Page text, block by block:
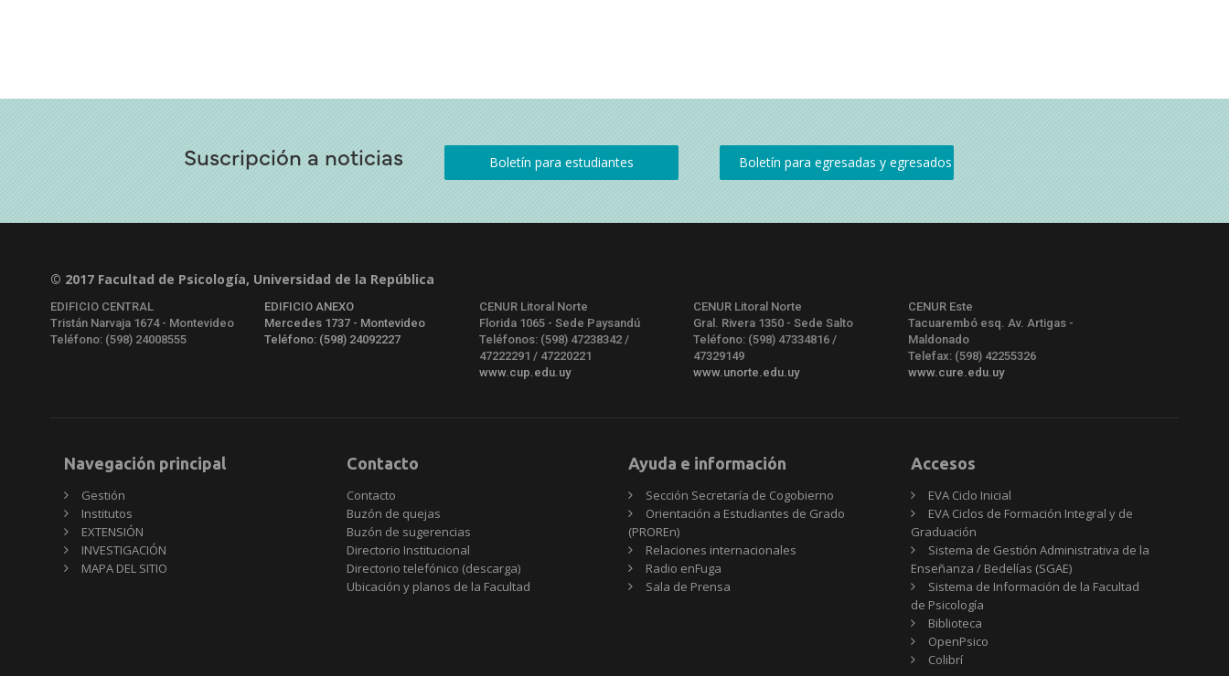
Suscripción a noticias
© 2017 Facultad de Psicología, Universidad de la República
EDIFICIO CENTRAL
Tristán Narvaja 1674 - Montevideo
Teléfono: (598) 24008555
EDIFICIO ANEXO
Mercedes 1737 - Montevideo
Teléfono: (598) 24092227
CENUR Litoral Norte
Florida 1065 - Sede Paysandú
Teléfonos: (598) 47238342 /
47222291 / 47220221
www.cup.edu.uy
CENUR Litoral Norte
Gral. Rivera 1350 - Sede Salto
Teléfono: (598) 47334816 /
47329149
www.unorte.edu.uy
CENUR Este
Tacuarembó esq. Av. Artigas -
Maldonado
Telefax: (598) 42255326
www.cure.edu.uy
Navegación principal
Gestión
Institutos
EXTENSIÓN
INVESTIGACIÓN
MAPA DEL SITIO
Contacto
Contacto
Buzón de quejas
Buzón de sugerencias
Directorio Institucional
Directorio telefónico (descarga)
Ubicación y planos de la Facultad
Ayuda e información
Sección Secretaría de Cogobierno
Orientación a Estudiantes de Grado
(PROREn)
Relaciones internacionales
Radio enFuga
Sala de Prensa
Accesos
EVA Ciclo Inicial
EVA Ciclos de Formación Integral y de
Graduación
Sistema de Gestión Administrativa de la
Enseñanza / Bedelías (SGAE)
Sistema de Información de la Facultad
de Psicología
Biblioteca
OpenPsico
Colibrí